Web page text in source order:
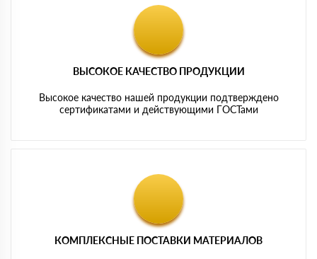
ВЫСОКОЕ КАЧЕСТВО ПРОДУКЦИИ
Высокое качество нашей продукции подтверждено
сертификатами и действующими ГОСТами
КОМПЛЕКСНЫЕ ПОСТАВКИ МАТЕРИАЛОВ